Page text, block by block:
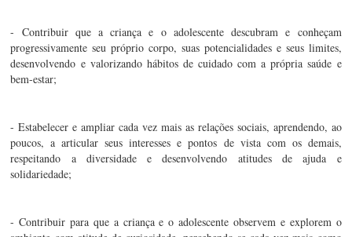
- Contribuir que a criança e o adolescente descubram e conheçam
progressivamente seu próprio corpo, suas potencialidades e seus limites,
desenvolvendo e valorizando hábitos de cuidado com a própria saúde e
bem-estar;
- Estabelecer e ampliar cada vez mais as relações sociais, aprendendo, ao
poucos, a articular seus interesses e pontos de vista com os demais,
respeitando a diversidade e desenvolvendo atitudes de ajuda e
solidariedade;
- Contribuir para que a criança e o adolescente observem e explorem o